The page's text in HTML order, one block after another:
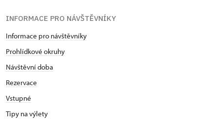
INFORMACE PRO NÁVŠTĚVNÍKY
Informace pro návštěvníky
Prohlídkové okruhy
Návštěvní doba
Rezervace
Vstupné
Tipy na výlety